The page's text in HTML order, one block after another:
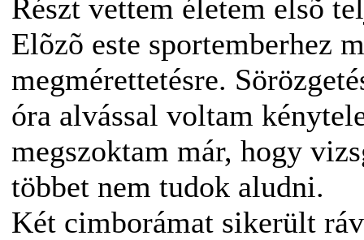
Részt vettem életem elsõ
Elõzõ este sportemberhez
megmérettetésre.
óra alvással voltam
megszoktam már, hogy
többet nem tudok aludni.
Két cimborámat sikerült